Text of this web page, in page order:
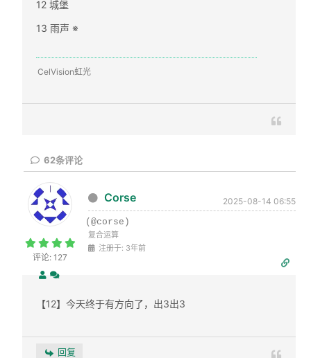
12 城堡
13 雨声 ※
CelVision虹光
62条评论
评论: 127
Corse
2025-08-14 06:55
(@corse)
复合运算
注册于: 3年前
【12】今天终于有方向了，出3出3
回复